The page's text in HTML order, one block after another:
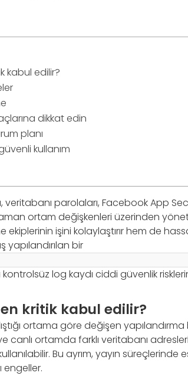
kabul edilir?
dikkat edin
planı
kullanım
veritabanı parolaları, Facebook App
ortam değişkenleri üzerinden
işini kolaylaştırır hem de
yapılandırılan bir
log kaydı ciddi güvenlik
kritik kabul edilir?
ortama göre değişen
canlı ortamda farklı veritabanı
Bu ayrım, yayın süreçlerinde
engeller.